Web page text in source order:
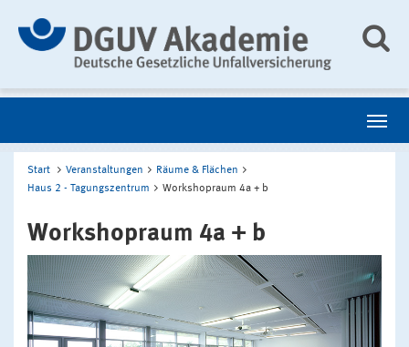
Start Veranstaltungen
Räume & Flächen
Haus 2 - Tagungszentrum
Workshopraum 4a + b
Workshopraum 4a + b